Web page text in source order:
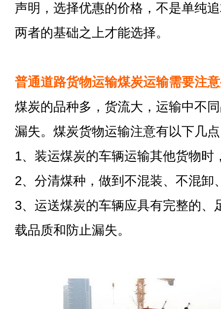
声明，选择优惠的价格，不是单纯
两者的基础之上才能选择。
普通道路货物运输煤炭运输需要注
煤炭的品种多，货流大，运输中不
漏失。煤炭货物运输注意有以下几
1、装运煤炭的车辆运输其他货物时
2、分清煤种，做到不混装、不混卸
3、运送煤炭的车辆应具有完整的、
载品质和防止漏失。